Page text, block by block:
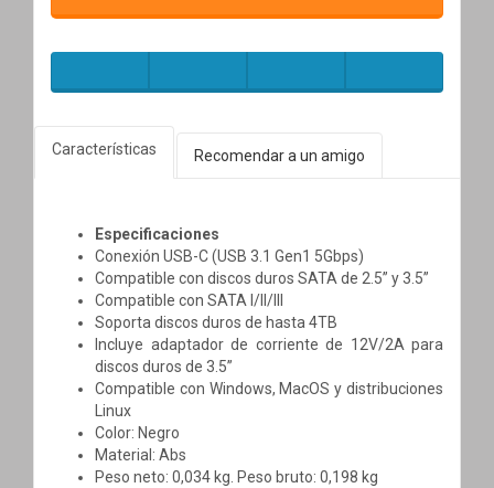
Características Recomendar a un amigo
Especificaciones
Conexión USB-C (USB 3.1 Gen1 5Gbps)
Compatible con discos duros SATA de 2.5” y 3.5”
Compatible con SATA I/II/III
Soporta discos duros de hasta 4TB
Incluye adaptador de corriente de 12V/2A para
discos duros de 3.5”
Compatible con Windows, MacOS y distribuciones
Linux
Color: Negro
Material: Abs
Peso neto: 0,034 kg. Peso bruto: 0,198 kg